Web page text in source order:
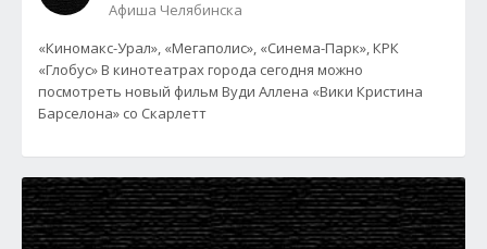
Афиша Челябинска
«Киномакс-Урал», «Мегаполис», «Синема-Парк», КРК
«Глобус» В кинотеатрах города сегодня можно
посмотреть новый фильм Вуди Аллена «Вики Кристина
Барселона» со Скарлетт